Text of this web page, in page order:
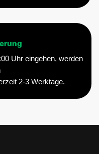
Uhr eingehen, werden
2-3 Werktage.